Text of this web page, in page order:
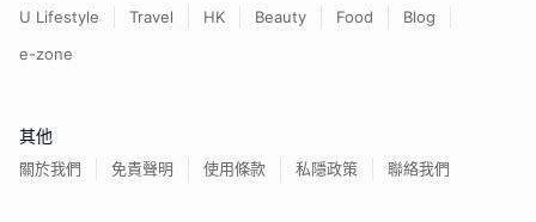
U Lifestyle Travel HK Beauty Food
Blog
e-zone
其他
關於我們 免責聲明 使用條款 私隱政策 聯絡我們